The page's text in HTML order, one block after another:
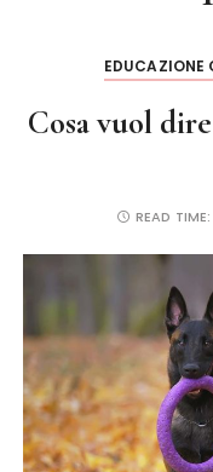
EDUCAZIONE
Cosa vuol
READ TIME: